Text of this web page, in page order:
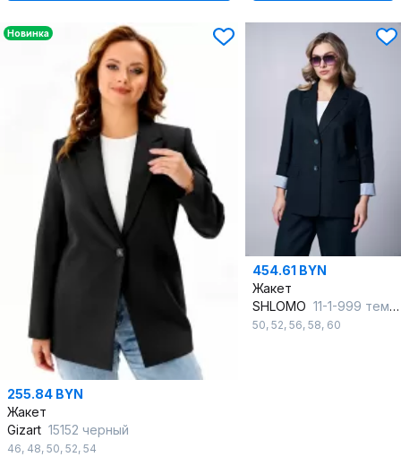
Новинка
255.84 BYN
Жакет
Gizart 15152 черный
46, 48, 50, 52, 54
454.61 BYN
Жакет
SHLOMO 11-1-999 темно-синий
50, 52, 56, 58, 60